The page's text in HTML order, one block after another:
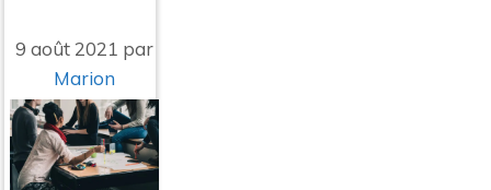
9 août 2021 par
Marion